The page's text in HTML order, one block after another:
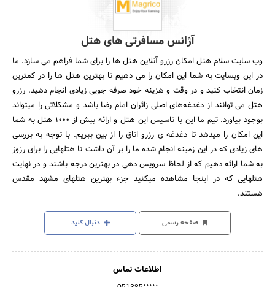
آژانس مسافرتی های هتل
وب سایت سلام هتل امکان رزرو آنلاین هتل ها را برای شما فراهم می سازد. ما
در این وبسایت به شما این امکان را می دهیم تا بهترین هتل ها را در کمترین
زمان انتخاب کنید و در وقت و هزینه خود صرفه جویی زیادی انجام دهید. رزرو
هتل می توانند از دغدغه‌های اصلی زائران امام رضا باشد و مشکلاتی را میتواند
بوجود بیاورد. تیم ما این با تاسیس این هتل و ارائه بیش از 1000 هتل به شما
این امکان را میدهد تا دغدغه ی رزرو اتاق را از بین ببریم. با توجه به بررسی
های زیادی که در این زمینه انجام شده ما را بر آن داشت تا هتلهایی را برای رزوز
به شما ارائه دهیم که از لحاظ سرویس دهی در بهترین درجه باشند و در نهایت
هتلهایی که در اینجا مشاهده میکنید جزء بهترین هتلهای مشهد مقدس
هستند.
صفحه رسمی دنبال کنید
اطلاعات تماس